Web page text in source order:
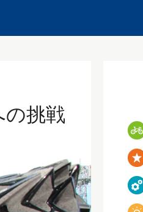
の挑戦